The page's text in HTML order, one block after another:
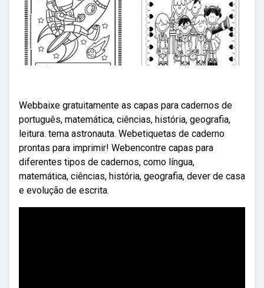
Webbaixe gratuitamente as capas para cadernos de
português, matemática, ciências, história, geografia,
leitura. tema astronauta. Webetiquetas de caderno
prontas para imprimir! Webencontre capas para
diferentes tipos de cadernos, como língua,
matemática, ciências, história, geografia, dever de casa
e evolução de escrita.